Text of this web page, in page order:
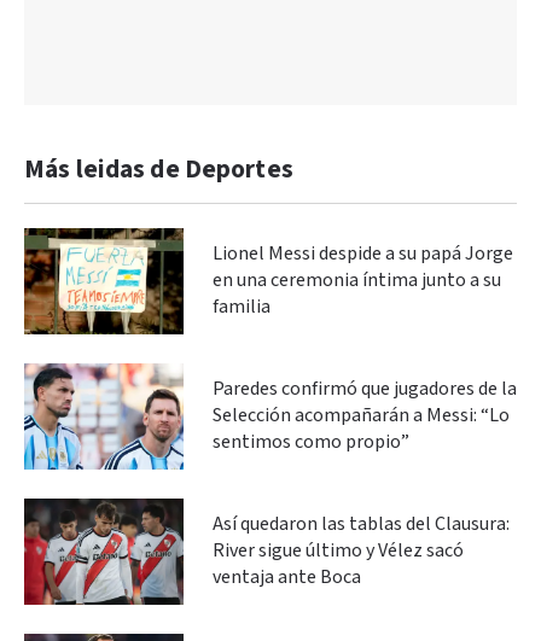
Más leidas de Deportes
Lionel Messi despide a su papá Jorge
en una ceremonia íntima junto a su
familia
Paredes confirmó que jugadores de la
Selección acompañarán a Messi: “Lo
sentimos como propio”
Así quedaron las tablas del Clausura:
River sigue último y Vélez sacó
ventaja ante Boca